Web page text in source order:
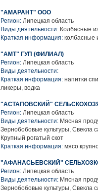
"АМАРАНТ" ООО
Регион: Липецкая область
Виды деятельности: Колбасные
Краткая информация: колбасные
"АМТ" ГУП (ФИЛИАЛ)
Регион: Липецкая область
Виды деятельности:
Краткая информация: напитки
ликеры, водка
"АСТАПОВСКИЙ"
Регион: Липецкая область
Виды деятельности: Мясная
Зернобобовые культуры, Свекла
Крупный рогатый скот
Краткая информация: мясо
"АФАНАСЬЕВСКИЙ"
Регион: Липецкая область
Виды деятельности: Мясная
Зернобобовые культуры, Свекла